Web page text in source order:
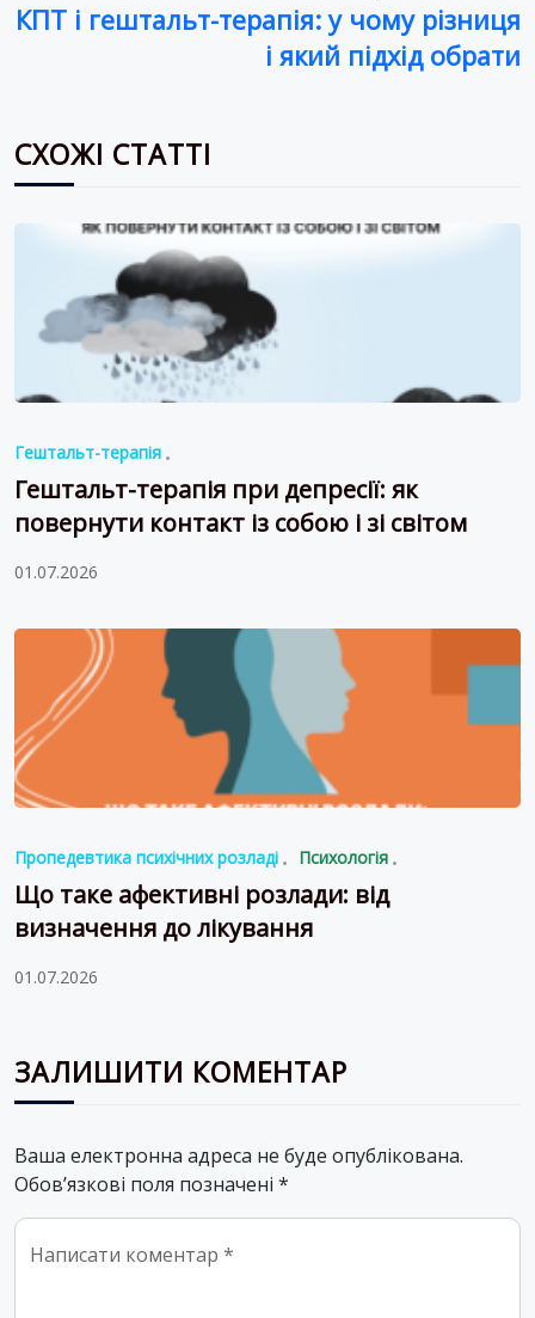
КПТ і гештальт-терапія: у чому різниця
і який підхід обрати
СХОЖІ СТАТТІ
Гештальт-терапія
Гештальт-терапія при депресії: як
повернути контакт із собою і зі світом
01.07.2026
Пропедевтика психічних розладі Психологія
Що таке афективні розлади: від
визначення до лікування
01.07.2026
ЗАЛИШИТИ КОМЕНТАР
Ваша електронна адреса не буде опублікована.
Обов’язкові поля позначені *
Comment